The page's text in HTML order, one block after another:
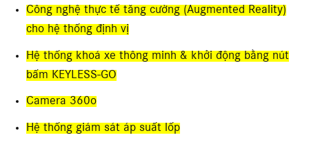
Công nghệ thực tế tăng cường (Augmented Reality)
cho hệ thống định vị
Hệ thống khoá xe thông minh & khởi động bằng nút
bấm KEYLESS-GO
Camera 360o
Hệ thống giám sát áp suất lốp